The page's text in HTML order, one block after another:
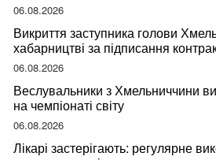
06.08.2026
Викриття заступника голови
хабарництві за підписання
06.08.2026
Веслувальники з Хмельниччини
на чемпіонаті світу
06.08.2026
Лікарі застерігають: регулярне